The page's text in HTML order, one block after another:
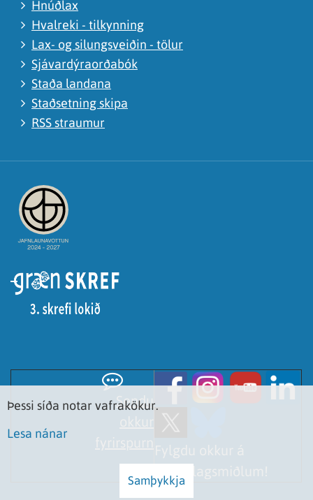
Hnúðlax
Hvalreki - tilkynning
Lax- og silungsveiðin - tölur
Sjávardýraorðabók
Staða landana
Staðsetning skipa
RSS straumur
Sendu
Þessi síða notar vafrakökur.
Lesa nánar
Samþykkja